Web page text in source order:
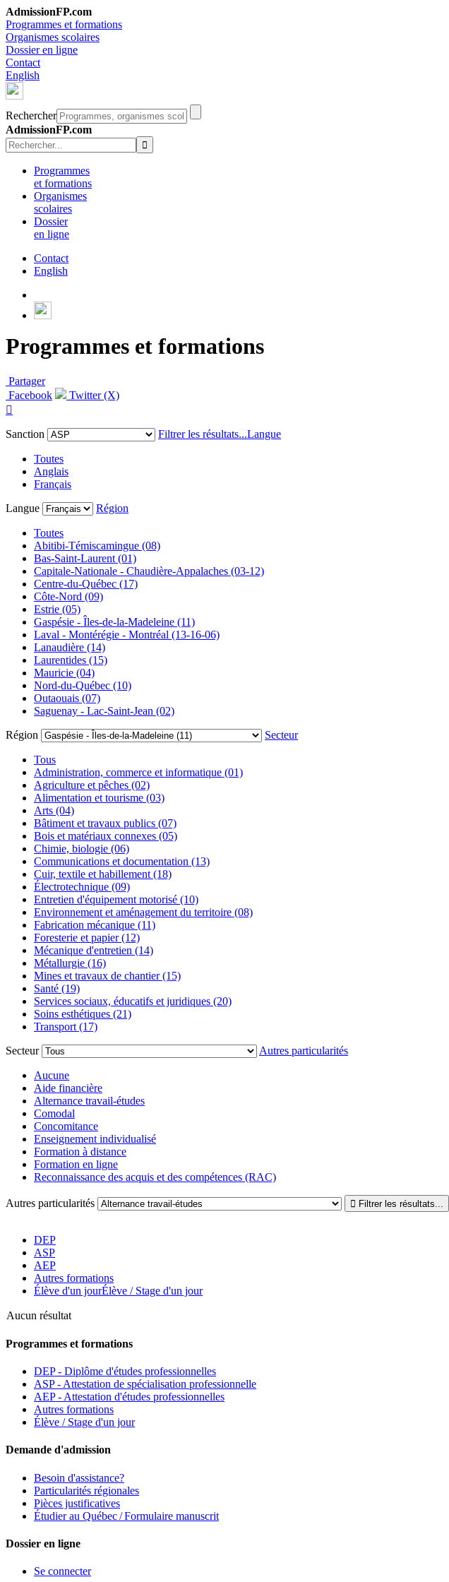
AdmissionFP.com
Programmes et formations
Organismes scolaires
Dossier en ligne
Contact
English
Rechercher
AdmissionFP.com
Programmes
et formations
Organismes
scolaires
Dossier
en ligne
Contact
English
Programmes et formations
Partager
Facebook
Twitter (X)

Sanction
Filtrer les résultats...Langue
Toutes
Anglais
Français
Langue
Région
Toutes
Abitibi-Témiscamingue (08)
Bas-Saint-Laurent (01)
Capitale-Nationale - Chaudière-Appalaches (03-12)
Centre-du-Québec (17)
Côte-Nord (09)
Estrie (05)
Gaspésie - Îles-de-la-Madeleine (11)
Laval - Montérégie - Montréal (13-16-06)
Lanaudière (14)
Laurentides (15)
Mauricie (04)
Nord-du-Québec (10)
Outaouais (07)
Saguenay - Lac-Saint-Jean (02)
Région
Secteur
Tous
Administration, commerce et informatique (01)
Agriculture et pêches (02)
Alimentation et tourisme (03)
Arts (04)
Bâtiment et travaux publics (07)
Bois et matériaux connexes (05)
Chimie, biologie (06)
Communications et documentation (13)
Cuir, textile et habillement (18)
Électrotechnique (09)
Entretien d'équipement motorisé (10)
Environnement et aménagement du territoire (08)
Fabrication mécanique (11)
Foresterie et papier (12)
Mécanique d'entretien (14)
Métallurgie (16)
Mines et travaux de chantier (15)
Santé (19)
Services sociaux, éducatifs et juridiques (20)
Soins esthétiques (21)
Transport (17)
Secteur
Autres particularités
Aucune
Aide financière
Alternance travail-études
Comodal
Concomitance
Enseignement individualisé
Formation à distance
Formation en ligne
Reconnaissance des acquis et des compétences (RAC)
Autres particularités
DEP
ASP
AEP
Autres formations
Élève d'un jourÉlève / Stage d'un jour
Aucun résultat
Programmes et formations
DEP - Diplôme d'études professionnelles
ASP - Attestation de spécialisation professionnelle
AEP - Attestation d'études professionnelles
Autres formations
Élève / Stage d'un jour
Demande d'admission
Besoin d'assistance?
Particularités régionales
Pièces justificatives
Étudier au Québec / Formulaire manuscrit
Dossier en ligne
Se connecter